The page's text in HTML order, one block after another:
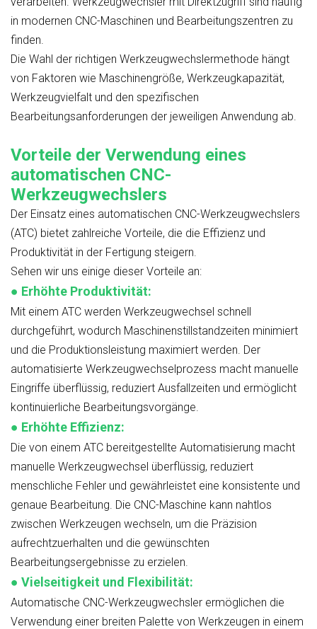
in modernen CNC-Maschinen und Bearbeitungszentren zu
finden.
Die Wahl der richtigen Werkzeugwechslermethode hängt
von Faktoren wie Maschinengröße, Werkzeugkapazität,
Werkzeugvielfalt und den spezifischen
Bearbeitungsanforderungen der jeweiligen Anwendung ab.
Vorteile der Verwendung eines
automatischen CNC-
Werkzeugwechslers
Der Einsatz eines automatischen CNC-Werkzeugwechslers
(ATC) bietet zahlreiche Vorteile, die die Effizienz und
Produktivität in der Fertigung steigern.
Sehen wir uns einige dieser Vorteile an:
● Erhöhte Produktivität:
Mit einem ATC werden Werkzeugwechsel schnell
durchgeführt, wodurch Maschinenstillstandzeiten minimiert
und die Produktionsleistung maximiert werden. Der
automatisierte Werkzeugwechselprozess macht manuelle
Eingriffe überflüssig, reduziert Ausfallzeiten und ermöglicht
kontinuierliche Bearbeitungsvorgänge.
● Erhöhte Effizienz:
Die von einem ATC bereitgestellte Automatisierung macht
manuelle Werkzeugwechsel überflüssig, reduziert
menschliche Fehler und gewährleistet eine konsistente und
genaue Bearbeitung. Die CNC-Maschine kann nahtlos
zwischen Werkzeugen wechseln, um die Präzision
aufrechtzuerhalten und die gewünschten
Bearbeitungsergebnisse zu erzielen.
● Vielseitigkeit und Flexibilität:
Automatische CNC-Werkzeugwechsler ermöglichen die
Verwendung einer breiten Palette von Werkzeugen in einem